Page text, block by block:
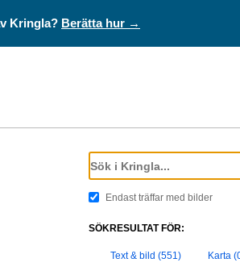
Kringla? Berätta hur →
Endast träffar med bilder
SÖKRESULTAT FÖR:
Text & bild (551) Karta